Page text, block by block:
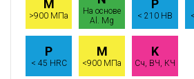
M
>900 МПа
На основе
Al. Mg
P
< 210 HB
P
< 45 HRC
M
<900 МПа
K
Сч, ВЧ, КЧ